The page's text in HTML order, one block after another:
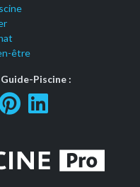
être
Piscine :